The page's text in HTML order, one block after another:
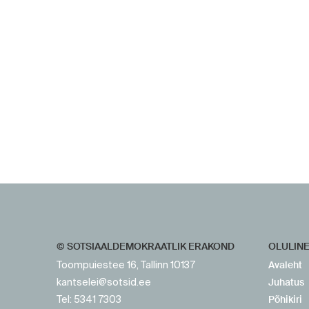
© SOTSIAALDEMOKRAATLIK ERAKOND
Toompuiestee 16, Tallinn 10137
kantselei@sotsid.ee
Tel: 5341 7303
OLULINE
Avaleht
Juhatus
Põhikiri